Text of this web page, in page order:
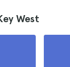
West